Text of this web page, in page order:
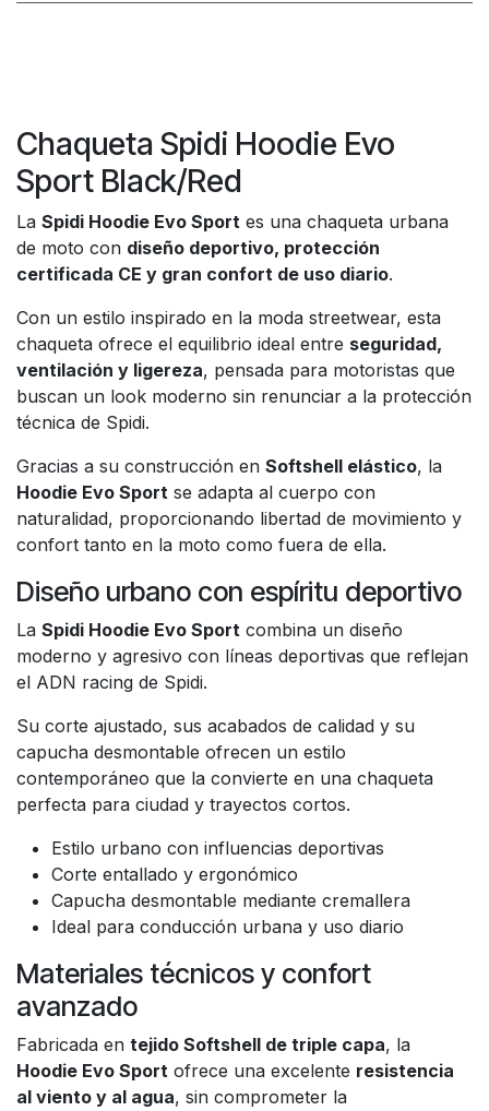
Chaqueta Spidi Hoodie Evo
Sport Black/Red
La Spidi Hoodie Evo Sport es una chaqueta urbana
de moto con diseño deportivo, protección
certificada CE y gran confort de uso diario.
Con un estilo inspirado en la moda streetwear, esta
chaqueta ofrece el equilibrio ideal entre seguridad,
ventilación y ligereza, pensada para motoristas que
buscan un look moderno sin renunciar a la protección
técnica de Spidi.
Gracias a su construcción en Softshell elástico, la
Hoodie Evo Sport se adapta al cuerpo con
naturalidad, proporcionando libertad de movimiento y
confort tanto en la moto como fuera de ella.
Diseño urbano con espíritu deportivo
La Spidi Hoodie Evo Sport combina un diseño
moderno y agresivo con líneas deportivas que reflejan
el ADN racing de Spidi.
Su corte ajustado, sus acabados de calidad y su
capucha desmontable ofrecen un estilo
contemporáneo que la convierte en una chaqueta
perfecta para ciudad y trayectos cortos.
Estilo urbano con influencias deportivas
Corte entallado y ergonómico
Capucha desmontable mediante cremallera
Ideal para conducción urbana y uso diario
Materiales técnicos y confort
avanzado
Fabricada en tejido Softshell de triple capa, la
Hoodie Evo Sport ofrece una excelente resistencia
al viento y al agua, sin comprometer la